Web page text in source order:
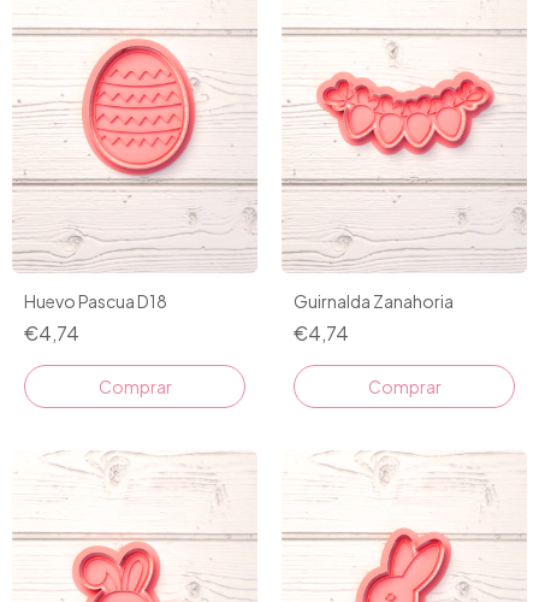
Huevo Pascua D18
€4,74
Comprar
Guirnalda Zanahoria
€4,74
Comprar